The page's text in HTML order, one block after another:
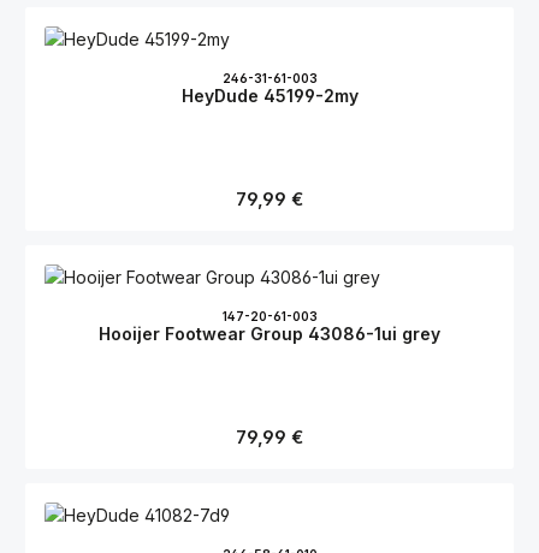
246-31-61-003
HeyDude 45199-2my
Regulärer Preis:
79,99 €
147-20-61-003
Hooijer Footwear Group 43086-1ui grey
Regulärer Preis:
79,99 €